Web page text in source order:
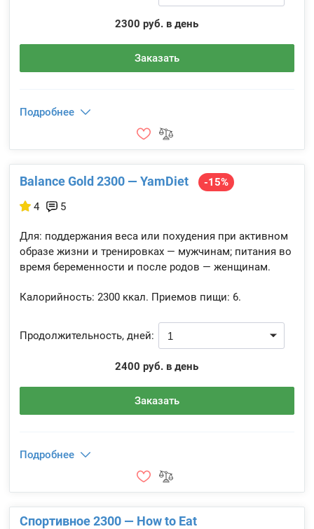
2300 руб. в день
Заказать
Подробнее
Balance Gold 2300 — YamDiet
-15%
4
5
Для: поддержания веса или похудения при активном
образе жизни и тренировках — мужчинам; питания во
время беременности и после родов — женщинам.
Калорийность: 2300 ккал. Приемов пищи: 6.
Продолжительность, дней:
2400 руб. в день
Заказать
Подробнее
Спортивное 2300 — How to Eat